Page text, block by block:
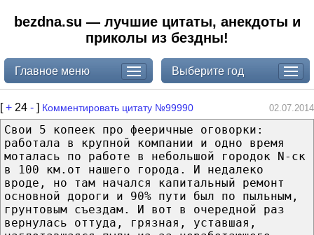
bezdna.su — лучшие цитаты, анекдоты и
приколы из бездны!
Главное меню Выберите год
[+ 24 - ] Комментировать цитату №99990 02.07.2014
Свои 5 копеек про фееричные оговорки:
работала в крупной компании и одно время
моталась по работе в небольшой городок N-ск
в 100 км.от нашего города. И недалеко
вроде, но там начался капитальный ремонт
основной дороги и 90% пути был по пыльным,
грунтовым съездам. И вот в очередной раз
вернулась оттуда, грязная, уставшая,